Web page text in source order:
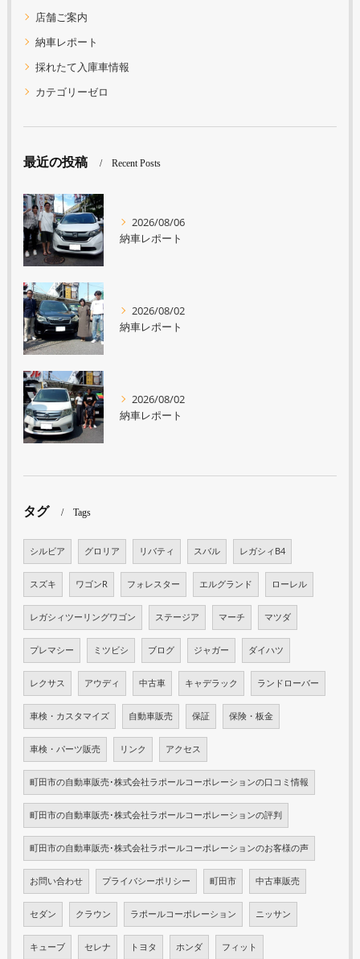
店舗ご案内
納車レポート
採れたて入庫車情報
カテゴリーゼロ
最近の投稿 Recent Posts
2026/08/06
納車レポート
2026/08/02
納車レポート
2026/08/02
納車レポート
タグ Tags
シルビア グロリア リバティ スバル レガシィB4
スズキ ワゴンR フォレスター エルグランド ローレル
レガシィツーリングワゴン ステージア マーチ マツダ
プレマシー ミツビシ ブログ ジャガー ダイハツ
レクサス アウディ 中古車 キャデラック ランドローバー
車検・カスタマイズ 自動車販売 保証 保険・板金
車検・パーツ販売 リンク アクセス
町田市の自動車販売･株式会社ラポールコーポレーションの口コミ情報
町田市の自動車販売･株式会社ラポールコーポレーションの評判
町田市の自動車販売･株式会社ラポールコーポレーションのお客様の声
お問い合わせ プライバシーポリシー 町田市 中古車販売
セダン クラウン ラポールコーポレーション ニッサン
キューブ セレナ トヨタ ホンダ フィット